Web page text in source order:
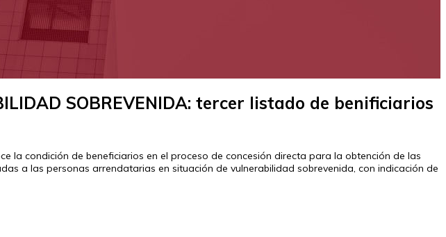
SOBREVENIDA: tercer listado de benificiarios
la condición de beneficiarios en el proceso de concesión directa para la obtención de las
a las personas arrendatarias en situación de vulnerabilidad sobrevenida, con indicación de